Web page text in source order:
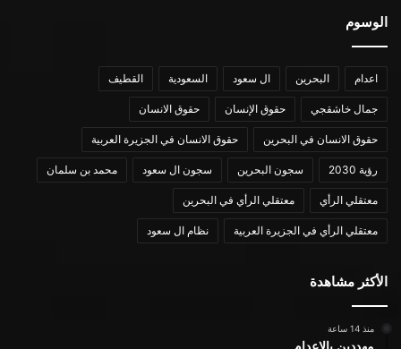
الوسوم
اعدام البحرين ال سعود السعودية القطيف
جمال خاشقجي حقوق الإنسان حقوق الانسان
حقوق الانسان في البحرين حقوق الانسان في الجزيرة العربية
رؤية 2030 سجون البحرين سجون ال سعود محمد بن سلمان
معتقلي الرأي معتقلي الرأي في البحرين
معتقلي الرأي في الجزيرة العربية نظام ال سعود
الأكثر مشاهدة
منذ 14 ساعة